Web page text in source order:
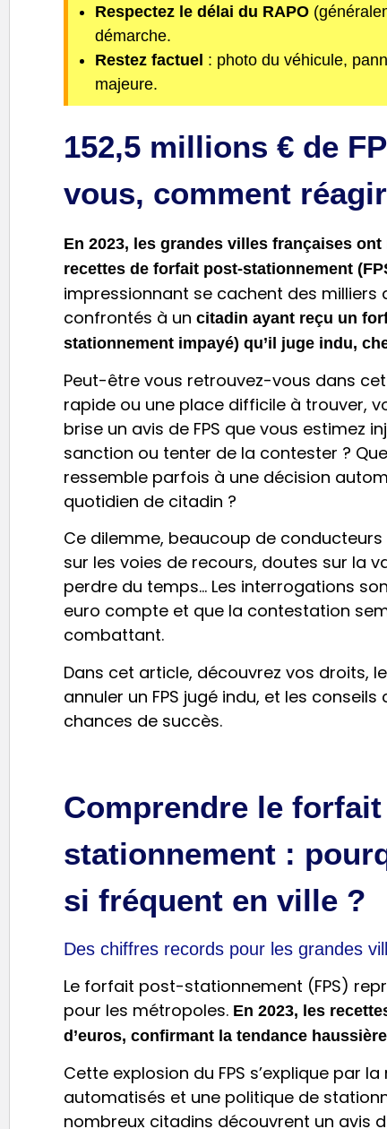
Respectez le délai du RAPO
démarche.
Restez factuel : photo du véhicule,
majeure.
152,5 millions € de
vous, comment
En 2023, les grandes villes françaises
recettes de forfait post-stationnement
impressionnant se cachent des milliers
confrontés à un citadin ayant reçu un
stationnement impayé) qu’il juge indu,
Peut-être vous retrouvez-vous dans
rapide ou une place difficile à trouver,
brise un avis de FPS que vous estimez
sanction ou tenter de la contester ?
ressemble parfois à une décision
quotidien de citadin ?
Ce dilemme, beaucoup de conducteurs
sur les voies de recours, doutes sur la
perdre du temps… Les interrogations
euro compte et que la contestation
combattant.
Dans cet article, découvrez vos droits,
annuler un FPS jugé indu, et les
chances de succès.
Comprendre le
stationnement :
si fréquent en ville ?
Des chiffres records pour les grandes
Le forfait post-stationnement (FPS)
pour les métropoles. En 2023, les
d’euros, confirmant la tendance
Cette explosion du FPS s’explique par
automatisés et une politique de
nombreux citadins découvrent un avis